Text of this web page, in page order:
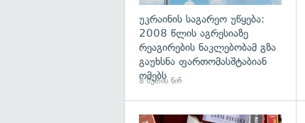
უკრაინის საგარეო უწყება:
2008 წლის აგრესიაზე
რეაგირების ნაკლებობამ გზა
გაუხსნა ფართომასშტაბიან
ომებს
8 წუთის წინ